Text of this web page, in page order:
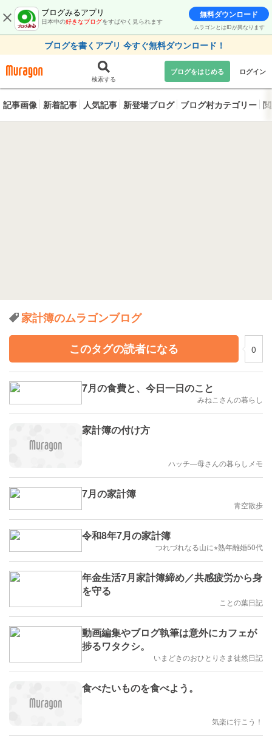
ブログみるアプリ
日本中の好きなブログをすばやく見られます
無料ダウンロード
ムラゴンとはIDが異なります
ブログを書くアプリ 今すぐ無料ダウンロード！
検索する
ブログをはじめる ログイン
記事画像 新着記事 人気記事 新登場ブログ ブログ村カテゴリー
家計簿のムラゴンブログ
このタグの読者になる
0
7月の食費と、今日一日のこと
みねこさんの暮らし
家計簿の付け方
ハッチ―母さんの暮らしメモ
7月の家計簿
青空散歩
令和8年7月の家計簿
つれづれなる山に⭐︎熟年離婚50代
年金生活7月家計簿締め／共感疲労から身
を守る
ことの葉日記
動画編集やブログ執筆は意外にカフェが
捗るワタクシ。
いまどきのおひとりさま徒然日記
食べたいものを食べよう。
気楽に行こう！